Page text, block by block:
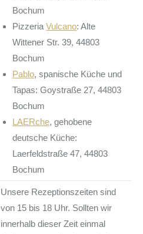
Bochum
Pizzeria Vulcano: Alte
Wittener Str. 39, 44803
Bochum
Pablo, spanische Küche und
Tapas: Goystraße 27, 44803
Bochum
LAERche, gehobene
deutsche Küche:
Laerfeldstraße 47, 44803
Bochum
Unsere Rezeptionszeiten sind
von 15 bis 18 Uhr. Sollten wir
innerhalb dieser Zeit einmal